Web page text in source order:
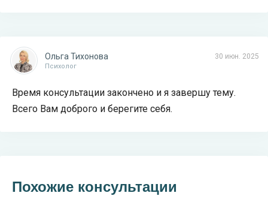
30 июн. 2025
Ольга Тихонова
Психолог
Время консультации закончено и я завершу тему.
Всего Вам доброго и берегите себя.
Похожие консультации